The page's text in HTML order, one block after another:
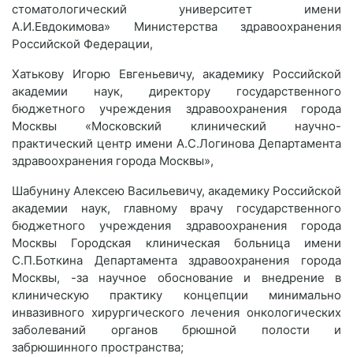
стоматологический университет имени
А.И.Евдокимова» Министерства здравоохранения
Российской Федерации,
Хатькову Игорю Евгеньевичу, академику Российской
академии наук, директору государственного
бюджетного учреждения здравоохранения города
Москвы «Московский клинический научно-
практический центр имени А.С.Логинова Департамента
здравоохранения города Москвы»,
Шабунину Алексею Васильевичу, академику Российской
академии наук, главному врачу государственного
бюджетного учреждения здравоохранения города
Москвы Городская клиническая больница имени
С.П.Боткина Департамента здравоохранения города
Москвы, -за научное обоснование и внедрение в
клиническую практику концепции минимально
инвазивного хирургического лечения онкологических
заболеваний органов брюшной полости и
забрюшинного пространства;